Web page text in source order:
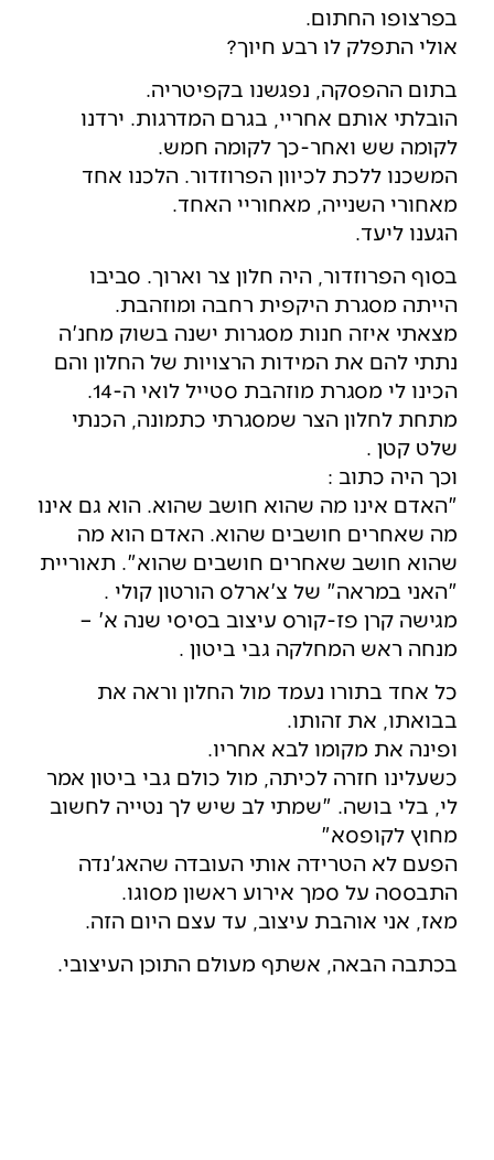
בפרצופו החתום.
אולי התפלק לו רבע חיוך?
בתום ההפסקה, נפגשנו בקפיטריה.
הובלתי אותם אחריי, בגרם המדרגות. ירדנו
לקומה שש ואחר-כך לקומה חמש.
המשכנו ללכת לכיוון הפרוזדור. הלכנו אחד
מאחורי השנייה, מאחוריי האחד.
הגענו ליעד.
בסוף הפרוזדור, היה חלון צר וארוך. סביבו
הייתה מסגרת היקפית רחבה ומוזהבת.
מצאתי איזה חנות מסגרות ישנה בשוק מחנ'ה
נתתי להם את המידות הרצויות של החלון והם
הכינו לי מסגרת מוזהבת סטייל לואי ה-14.
מתחת לחלון הצר שמסגרתי כתמונה, הכנתי
שלט קטן .
וכך היה כתוב :
"האדם אינו מה שהוא חושב שהוא. הוא גם אינו
מה שאחרים חושבים שהוא. האדם הוא מה
שהוא חושב שאחרים חושבים שהוא". תאוריית
"האני במראה" של צ'ארלס הורטון קולי .
מגישה קרן פז-קורס עיצוב בסיסי שנה א' –
מנחה ראש המחלקה גבי ביטון .
כל אחד בתורו נעמד מול החלון וראה את
בבואתו, את זהותו.
ופינה את מקומו לבא אחריו.
כשעלינו חזרה לכיתה, מול כולם גבי ביטון אמר
לי, בלי בושה. "שמתי לב שיש לך נטייה לחשוב
מחוץ לקופסא"
הפעם לא הטרידה אותי העובדה שהאג'נדה
התבססה על סמך אירוע ראשון מסוגו.
מאז, אני אוהבת עיצוב, עד עצם היום הזה.
בכתבה הבאה, אשתף מעולם התוכן העיצובי.